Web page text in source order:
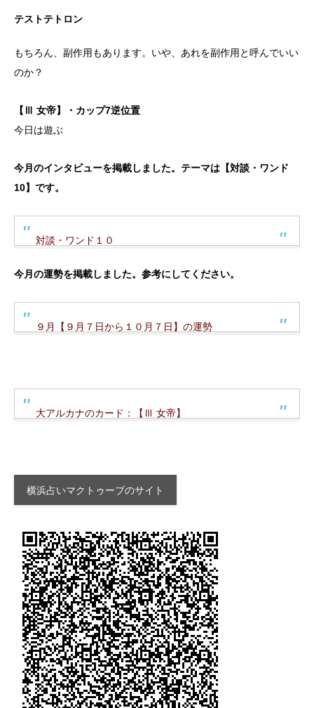
テストテトロン
もちろん、副作用もあります。いや、あれを副作用と呼んでいい
のか？
【Ⅲ 女帝】・カップ7逆位置
今日は遊ぶ
今月のインタビューを掲載しました。テーマは【対談・ワンド
10】です。
対談・ワンド１０
今月の運勢を掲載しました。参考にしてください。
９月【９月７日から１０月７日】の運勢
大アルカナのカード：【Ⅲ 女帝】
横浜占いマクトゥーブのサイト